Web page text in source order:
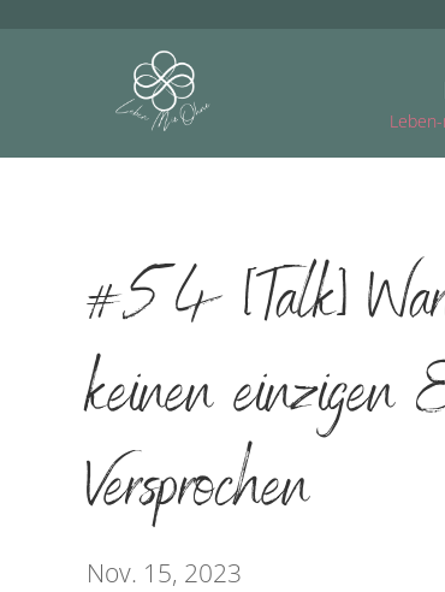
#54 [Talk]
keinen einzigen
Versprochen
Nov. 15, 2023